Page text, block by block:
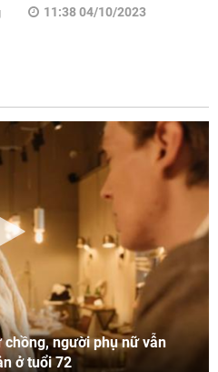
11:38 04/10/2023
người phụ nữ vẫn
ở tuổi 72